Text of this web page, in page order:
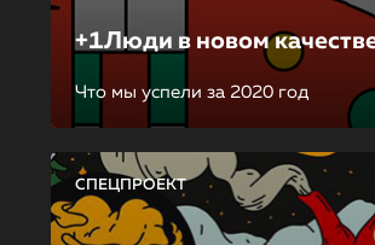
+1Люди в новом
Что мы успели за 2020 год
СПЕЦПРОЕКТ